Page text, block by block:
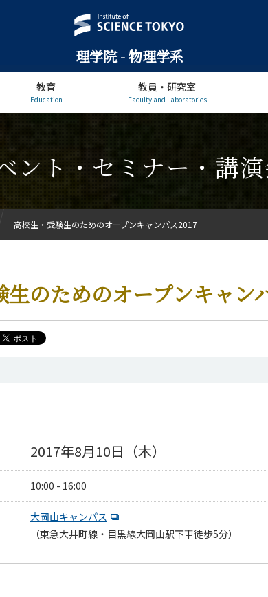
理学院 - 物理学系
教育
Education
教員・研究室
Faculty and Laboratories
ント・セミナー・講
のためのオープンキャン
2017年8月10日（木）
10:00 - 16:00
大岡山キャンパス
（東急大井町線・目黒線大岡山駅下車徒歩5分）
高校生・受験生のためのオープンキャンパス2017